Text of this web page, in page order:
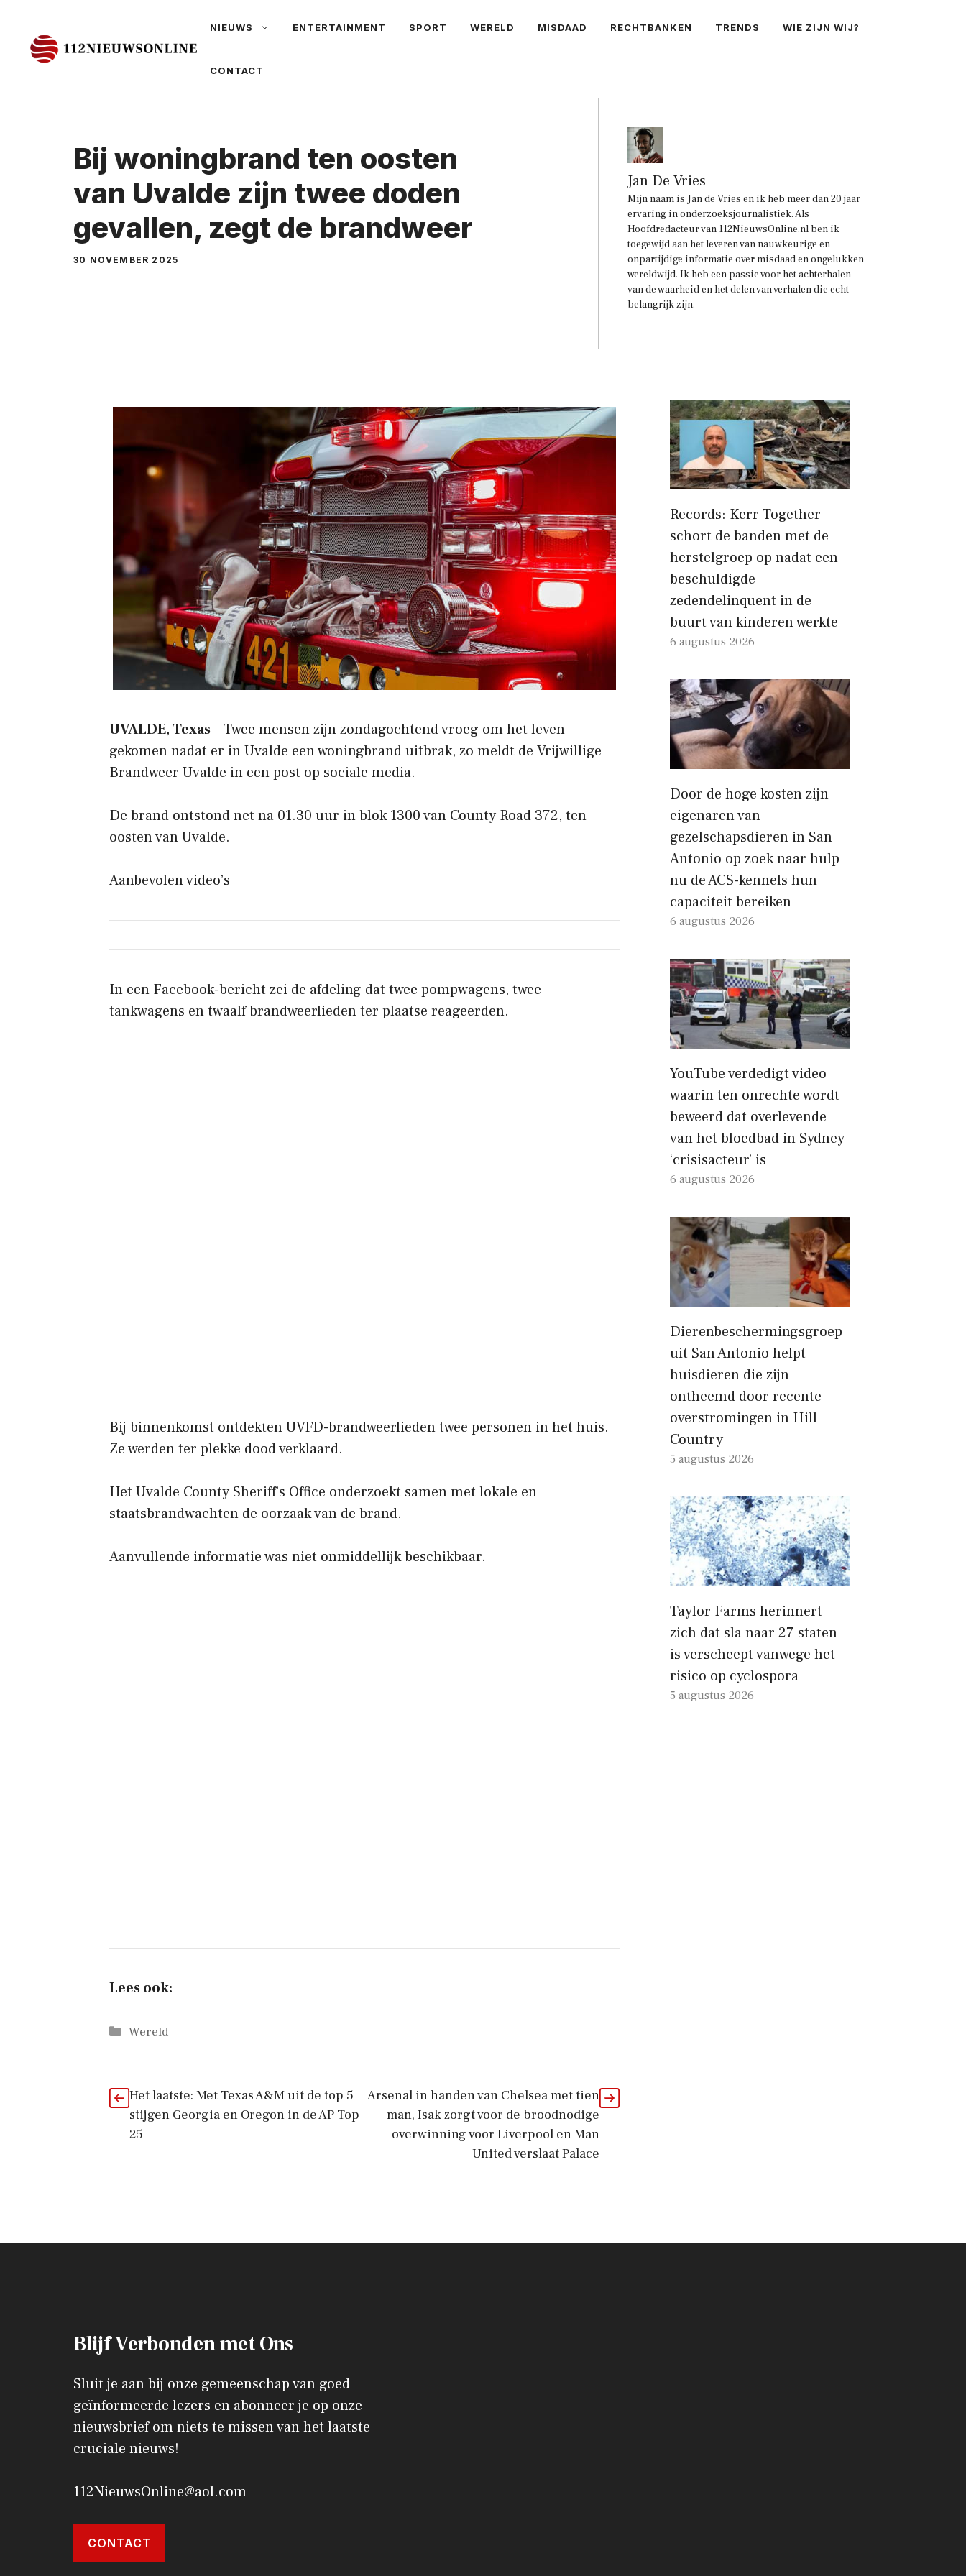
NIEUWS ENTERTAINMENT SPORT WERELD MISDAAD RECHTBANKEN TRENDS WIE ZIJN WIJ?
CONTACT
Bij woningbrand ten oosten
van Uvalde zijn twee doden
gevallen, zegt de brandweer
30 NOVEMBER 2025
Jan De Vries
Mijn naam is Jan de Vries en ik heb meer dan 20 jaar
ervaring in onderzoeksjournalistiek. Als
Hoofdredacteur van 112NieuwsOnline.nl ben ik
toegewijd aan het leveren van nauwkeurige en
onpartijdige informatie over misdaad en ongelukken
wereldwijd. Ik heb een passie voor het achterhalen
van de waarheid en het delen van verhalen die echt
belangrijk zijn.
UVALDE, Texas– Twee mensen zijn zondagochtend vroeg om het leven
gekomen nadat er in Uvalde een woningbrand uitbrak, zo meldt de Vrijwillige
Brandweer Uvalde in een post op sociale media.
De brand ontstond net na 01.30 uur in blok 1300 van County Road 372, ten
oosten van Uvalde.
Aanbevolen video’s
In een Facebook-bericht zei de afdeling dat twee pompwagens, twee
tankwagens en twaalf brandweerlieden ter plaatse reageerden.
Bij binnenkomst ontdekten UVFD-brandweerlieden twee personen in het huis.
Ze werden ter plekke dood verklaard.
Het Uvalde County Sheriff’s Office onderzoekt samen met lokale en
staatsbrandwachten de oorzaak van de brand.
Aanvullende informatie was niet onmiddellijk beschikbaar.
Lees ook:
Categorieën
Wereld
Het laatste: Met Texas A&M uit de top 5
stijgen Georgia en Oregon in de AP Top
25
Arsenal in handen van Chelsea met tien
man, Isak zorgt voor de broodnodige
overwinning voor Liverpool en Man
United verslaat Palace
Records: Kerr Together
schort de banden met de
herstelgroep op nadat een
beschuldigde
zedendelinquent in de
buurt van kinderen werkte
6 augustus 2026
Door de hoge kosten zijn
eigenaren van
gezelschapsdieren in San
Antonio op zoek naar hulp
nu de ACS-kennels hun
capaciteit bereiken
6 augustus 2026
YouTube verdedigt video
waarin ten onrechte wordt
beweerd dat overlevende
van het bloedbad in Sydney
‘crisisacteur’ is
6 augustus 2026
Dierenbeschermingsgroep
uit San Antonio helpt
huisdieren die zijn
ontheemd door recente
overstromingen in Hill
Country
5 augustus 2026
Taylor Farms herinnert
zich dat sla naar 27 staten
is verscheept vanwege het
risico op cyclospora
5 augustus 2026
Blijf Verbonden met Ons
Sluit je aan bij onze gemeenschap van goed
geïnformeerde lezers en abonneer je op onze
nieuwsbrief om niets te missen van het laatste
cruciale nieuws!
112NieuwsOnline@aol.com
CONTACT